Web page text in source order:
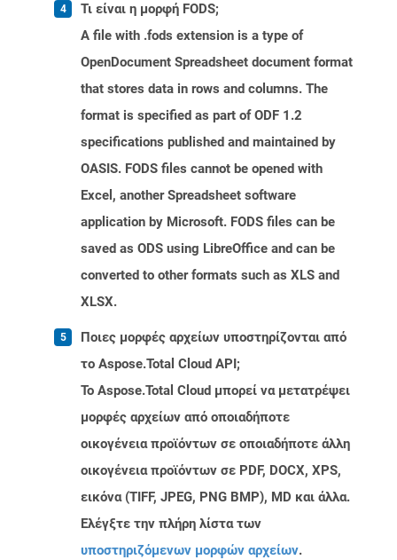
Τι είναι η μορφή FODS;
A file with .fods extension is a type of
OpenDocument Spreadsheet document format
that stores data in rows and columns. The
format is specified as part of ODF 1.2
specifications published and maintained by
OASIS. FODS files cannot be opened with
Excel, another Spreadsheet software
application by Microsoft. FODS files can be
saved as ODS using LibreOffice and can be
converted to other formats such as XLS and
XLSX.
Ποιες μορφές αρχείων υποστηρίζονται από
το Aspose.Total Cloud API;
Το Aspose.Total Cloud μπορεί να μετατρέψει
μορφές αρχείων από οποιαδήποτε
οικογένεια προϊόντων σε οποιαδήποτε άλλη
οικογένεια προϊόντων σε PDF, DOCX, XPS,
εικόνα (TIFF, JPEG, PNG BMP), MD και άλλα.
Ελέγξτε την πλήρη λίστα των
υποστηριζόμενων μορφών αρχείων.